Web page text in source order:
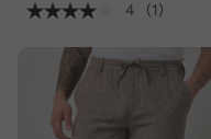
4
(1)